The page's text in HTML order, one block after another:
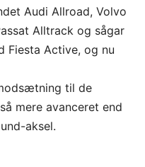
Audi Allroad, Volvo
Alltrack og sågar
Fiesta Active, og nu
til de
mere avanceret end
aksel.